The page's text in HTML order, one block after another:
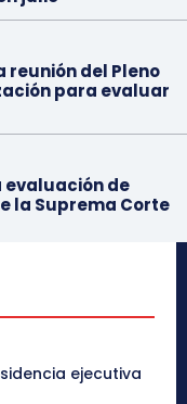
reunión del Pleno
para evaluar
evaluación de
la Suprema Corte
ejecutiva